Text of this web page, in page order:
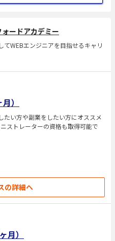
ードアカデミー
てWEBエンジニアを目指せるキャリ
）
たい方や副業をしたい方にオススメ
ストレーターの資格も取得可能で
の詳細へ
月）